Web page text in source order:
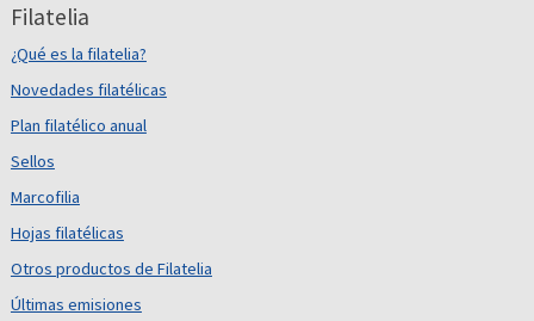
Filatelia
¿Qué es la filatelia?
Novedades filatélicas
Plan filatélico anual
Sellos
Marcofilia
Hojas filatélicas
Otros productos de Filatelia
Últimas emisiones